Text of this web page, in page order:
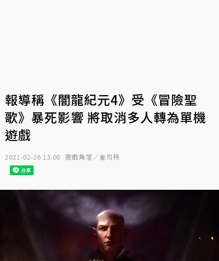
報導稱《闇龍紀元4》受《冒險聖
歌》暴死影響 將取消多人轉為單機
遊戲
2021-02-26 13:08 遊戲角落／雀司特